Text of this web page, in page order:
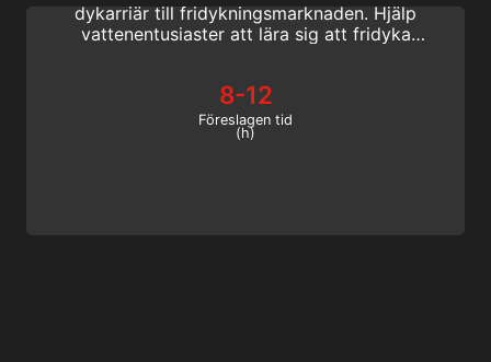
dykarriär till fridykningsmarknaden. Hjälp
vattenentusiaster att lära sig att fridyka
8-12
Föreslagen tid
(h)